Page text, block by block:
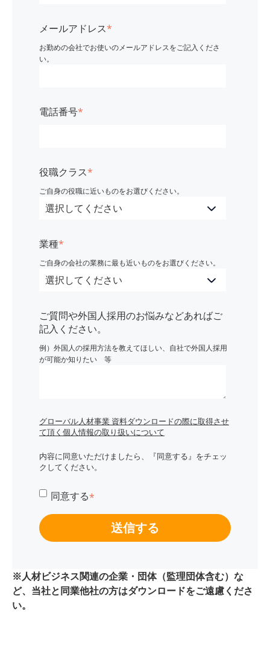
メールアドレス*
お勤めの会社でお使いのメールアドレスをご記入くださ
い。
電話番号*
役職クラス*
ご自身の役職に近いものをお選びください。
業種*
ご自身の会社の業務に最も近いものをお選びください。
ご質問や外国人採用のお悩みなどあればご
記入ください。
例）外国人の採用方法を教えてほしい、自社で外国人採用
が可能か知りたい 等
グローバル人材事業 資料ダウンロードの際に取得させ
て頂く個人情報の取り扱いについて
内容に同意いただけましたら、『同意する』をチェッ
クしてください。
同意する*
※人材ビジネス関連の企業・団体（監理団体含む）な
ど、当社と同業他社の方はダウンロードをご遠慮くださ
い。